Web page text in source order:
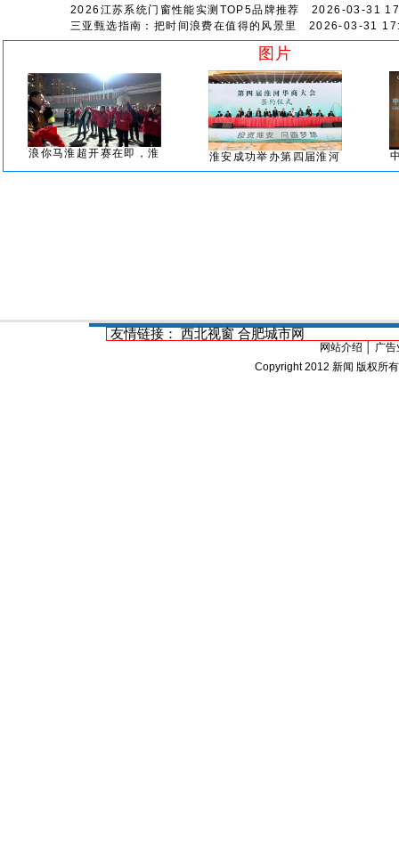
2026江苏系统门窗性能实测TOP5品牌推荐
2026-03-31
三亚甄选指南：把时间浪费在值得的风景里
2026-03-31
图片
浪你马淮超开赛在即，淮 淮安成功举办第四届淮河
友情链接： 西北视窗 合肥城市网
网站介绍
广告
Copyright 2012 新闻 版权所